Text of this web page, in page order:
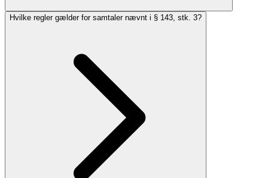
Hvilke regler gælder for samtaler nævnt i § 143, stk. 3?